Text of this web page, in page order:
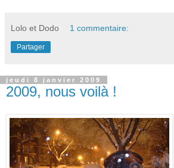
Lolo et Dodo 1 commentaire:
Partager
jeudi 8 janvier 2009
2009, nous voilà !